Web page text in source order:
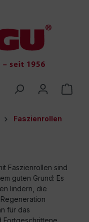
Faszienrollen
Faszienrollen sind
guten Grund: Es
lindern, die
für das
Fortgeschrittene